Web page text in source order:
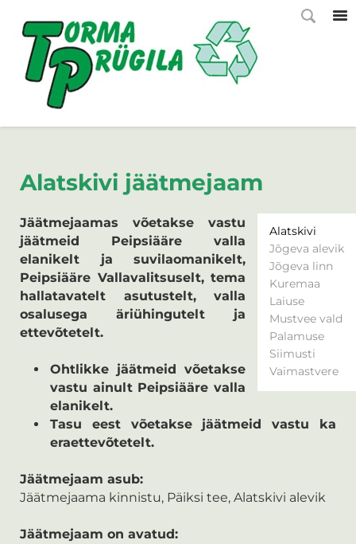
Alatskivi jäätmejaam
Alatskivi
Jõgeva alevik
Jõgeva linn
Kuremaa
Laiuse
Mustvee vald
Palamuse
Siimusti
Vaimastvere
Jäätmejaamas võetakse vastu
jäätmeid Peipsiääre valla
elanikelt ja suvilaomanikelt,
Peipsiääre Vallavalitsuselt, tema
hallatavatelt asutustelt, valla
osalusega äriühingutelt ja
ettevõtetelt.
Ohtlikke jäätmeid võetakse
vastu ainult Peipsiääre valla
elanikelt.
Tasu eest võetakse jäätmeid vastu ka
eraettevõtetelt.
Jäätmejaam asub:
Jäätmejaama kinnistu, Päiksi tee, Alatskivi alevik
Jäätmejaam on avatud: